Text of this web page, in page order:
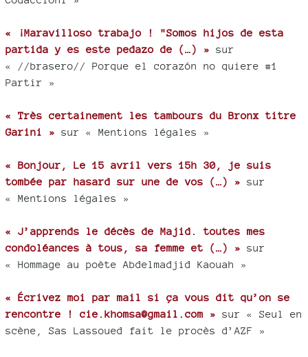
« ¡Maravilloso trabajo ! "Somos hijos de esta
partida y es este pedazo de (…) » sur
« //brasero// Porque el corazón no quiere #1
Partir »
« Très certainement les tambours du Bronx titre
Garini » sur « Mentions légales »
« Bonjour, Le 15 avril vers 15h 30, je suis
tombée par hasard sur une de vos (…) » sur
« Mentions légales »
« J’apprends le décès de Majid. toutes mes
condoléances à tous, sa femme et (…) » sur
« Hommage au poète Abdelmadjid Kaouah »
« Écrivez moi par mail si ça vous dit qu’on se
rencontre ! cie.khomsa@gmail.com » sur « Seul en
scène, Sas Lassoued fait le procès d’AZF »